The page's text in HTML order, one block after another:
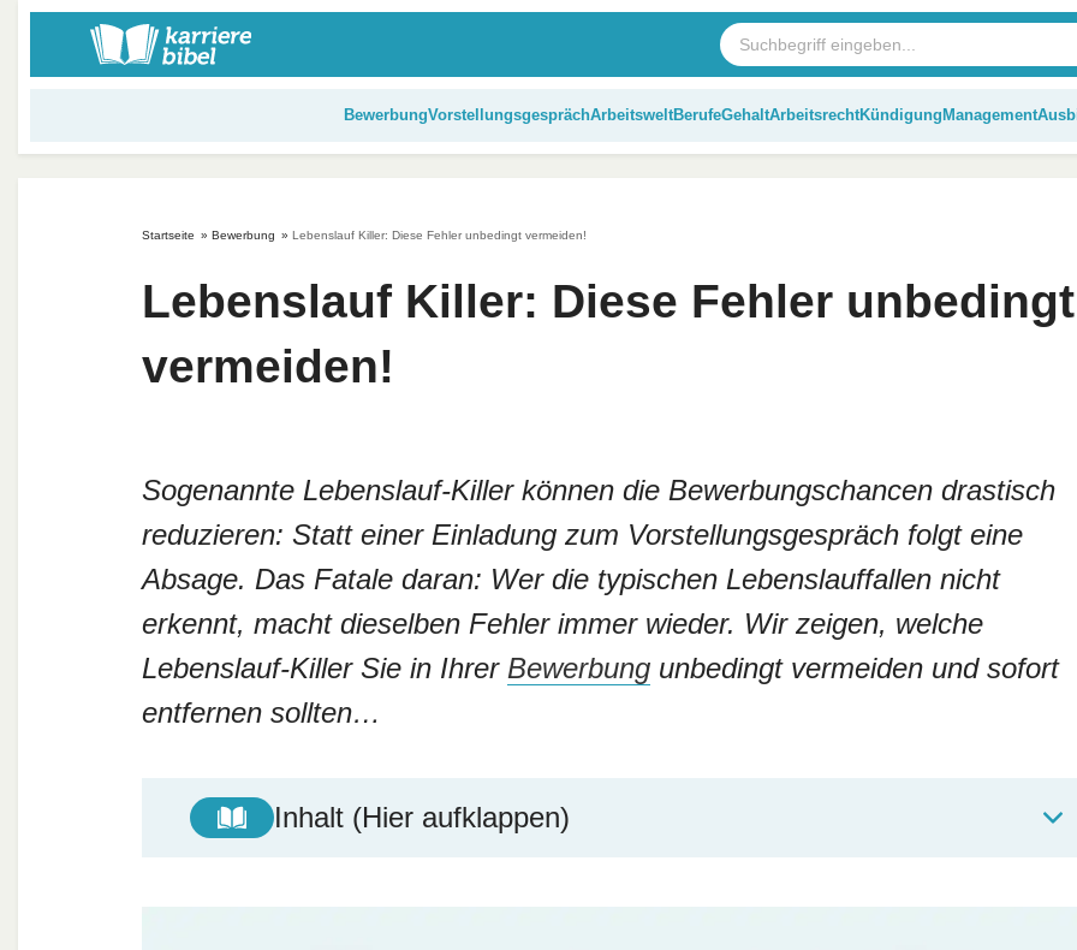
BewerbungVorstellungsgesprächArbeitsweltBerufeGehaltArbeitsrechtKündigung Management
Startseite » Bewerbung » Lebenslauf Killer: Diese Fehler unbedingt vermeiden!
Lebenslauf Killer: Diese Fehler unbedingt
vermeiden!
Sogenannte Lebenslauf-Killer können die Bewerbungschancen drastisch
reduzieren: Statt einer Einladung zum Vorstellungsgespräch folgt eine
Absage. Das Fatale daran: Wer die typischen Lebenslauffallen nicht
erkennt, macht dieselben Fehler immer wieder. Wir zeigen, welche
Lebenslauf-Killer Sie in Ihrer Bewerbungunbedingt vermeiden und sofort
entfernen sollten…
Inhalt (Hier aufklappen)